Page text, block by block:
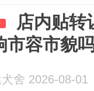
店内贴转
市容市貌
舍 2026-08-01